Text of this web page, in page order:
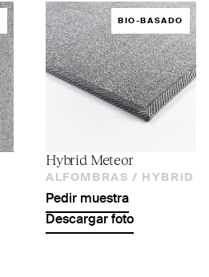
BIO-BASADO
Hybrid Meteor
ALFOMBRAS / HYBRID
Pedir muestra
Descargar foto